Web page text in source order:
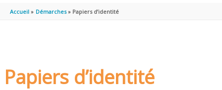
PRINCIPAL
Accueil Démarches Papiers d’identité
Papiers d’identité